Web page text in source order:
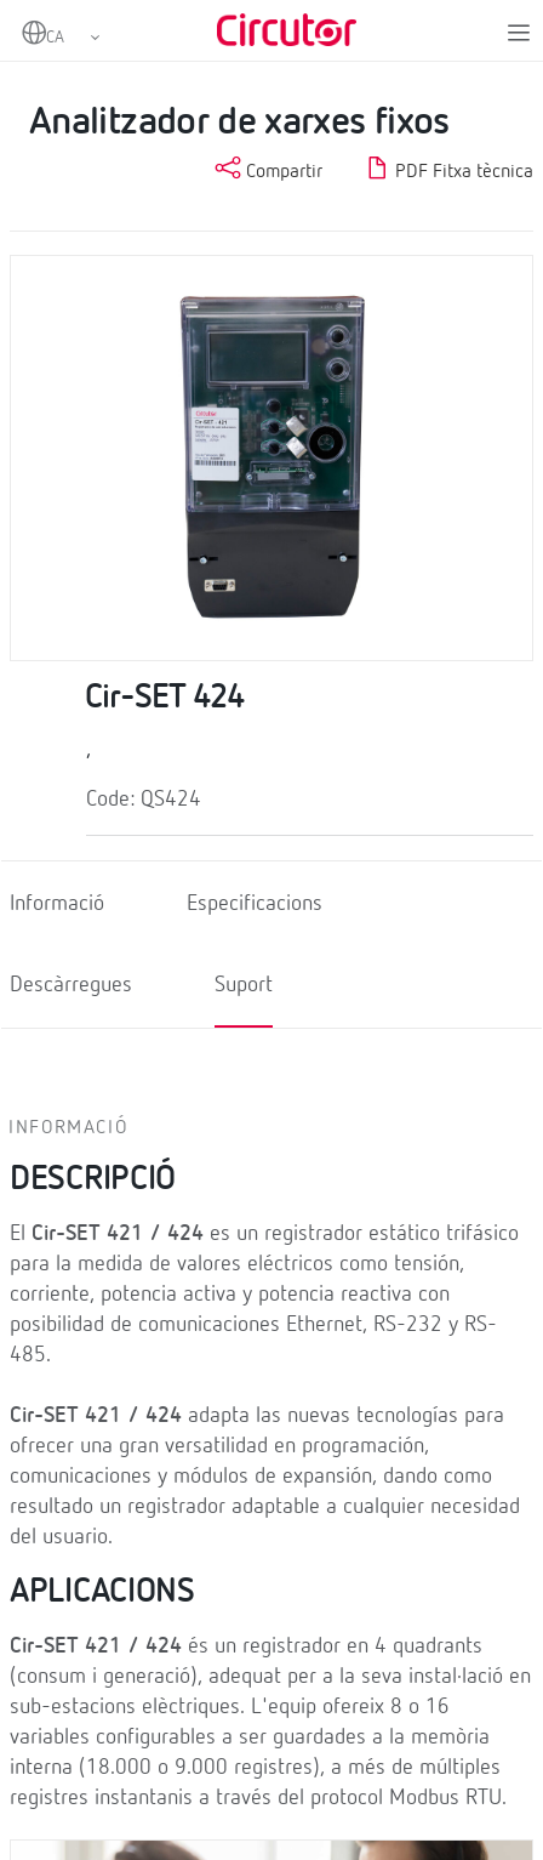
Home Mesurament i control
Analitzadors de xarxes fixos
Analitzador de xarxes fixos
Compartir PDF Fitxa tècnica
Cir-SET 424
,
Code: QS424
Informació Especificacions
Descàrregues Suport
INFORMACIÓ
DESCRIPCIÓ
El Cir-SET 421 / 424 es un registrador estático trifásico
para la medida de valores eléctricos como tensión,
corriente, potencia activa y potencia reactiva con
posibilidad de comunicaciones Ethernet, RS-232 y RS-
485.
Cir-SET 421 / 424 adapta las nuevas tecnologías para
ofrecer una gran versatilidad en programación,
comunicaciones y módulos de expansión, dando como
resultado un registrador adaptable a cualquier necesidad
del usuario.
APLICACIONS
Cir-SET 421 / 424 és un registrador en 4 quadrants
(consum i generació), adequat per a la seva instal·lació en
sub-estacions elèctriques. L'equip ofereix 8 o 16
variables configurables a ser guardades a la memòria
interna (18.000 o 9.000 registres), a més de múltiples
registres instantanis a través del protocol Modbus RTU.